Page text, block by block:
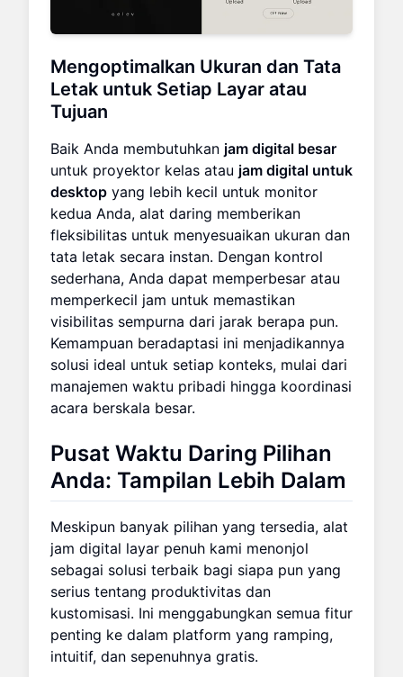
Mengoptimalkan Ukuran dan Tata
Letak untuk Setiap Layar atau
Tujuan
Baik Anda membutuhkan jam digital besar
untuk proyektor kelas atau jam digital untuk
desktop yang lebih kecil untuk monitor
kedua Anda, alat daring memberikan
fleksibilitas untuk menyesuaikan ukuran dan
tata letak secara instan. Dengan kontrol
sederhana, Anda dapat memperbesar atau
memperkecil jam untuk memastikan
visibilitas sempurna dari jarak berapa pun.
Kemampuan beradaptasi ini menjadikannya
solusi ideal untuk setiap konteks, mulai dari
manajemen waktu pribadi hingga koordinasi
acara berskala besar.
Pusat Waktu Daring Pilihan
Anda: Tampilan Lebih Dalam
Meskipun banyak pilihan yang tersedia, alat
jam digital layar penuh kami menonjol
sebagai solusi terbaik bagi siapa pun yang
serius tentang produktivitas dan
kustomisasi. Ini menggabungkan semua fitur
penting ke dalam platform yang ramping,
intuitif, dan sepenuhnya gratis.